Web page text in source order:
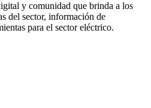
y comunidad que brinda a los
del sector, información de
para el sector eléctrico.